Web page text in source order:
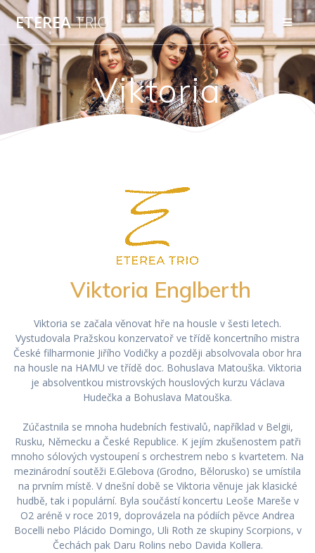
content
ETEREATRIO
Viktoria
Viktoria Englberth
Viktoria se začala věnovat hře na housle v šesti letech.
Vystudovala Pražskou konzervatoř ve třídě koncertního mistra
České filharmonie Jiřího Vodičky a později absolvovala obor hra
na housle na HAMU ve třídě doc. Bohuslava Matouška. Viktoria
je absolventkou mistrovských houslových kurzu Václava
Hudečka a Bohuslava Matouška.
Zúčastnila se mnoha hudebních festivalů, například v Belgii,
Rusku, Německu a České Republice. K jejím zkušenostem patři
mnoho sólových vystoupení s orchestrem nebo s kvartetem. Na
mezinárodní soutěži E.Glebova (Grodno, Bělorusko) se umístila
na prvním místě. V dnešní době se Viktoria věnuje jak klasické
hudbě, tak i populární. Byla součástí koncertu Leoše Mareše v
O2 aréně v roce 2019, doprovázela na pódiích pěvce Andrea
Bocelli nebo Plácido Domingo, Uli Roth ze skupiny Scorpions, v
Čechách pak Daru Rolins nebo Davida Kollera.